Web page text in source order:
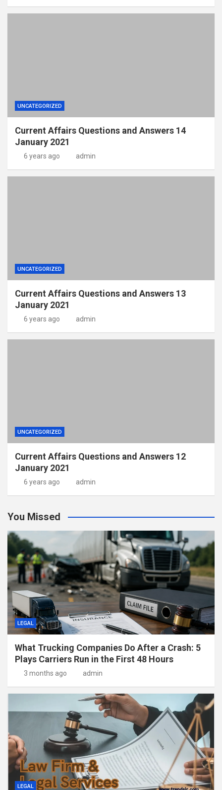
UNCATEGORIZED
Current Affairs Questions and Answers 14
January 2021
6 years ago admin
UNCATEGORIZED
Current Affairs Questions and Answers 13
January 2021
6 years ago admin
UNCATEGORIZED
Current Affairs Questions and Answers 12
January 2021
6 years ago admin
You Missed
LEGAL
What Trucking Companies Do After a Crash: 5
Plays Carriers Run in the First 48 Hours
3 months ago admin
LEGAL